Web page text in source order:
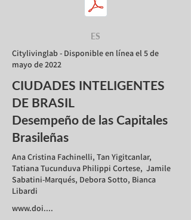
ES
Citylivinglab - Disponible en línea el 5 de
mayo de 2022
CIUDADES INTELIGENTES
DE BRASIL
Desempeño de las Capitales
Brasileñas
Ana Cristina Fachinelli, Tan Yigitcanlar,
Tatiana Tucunduva Philippi Cortese, Jamile
Sabatini-Marqués, Debora Sotto, Bianca
Libardi
www.doi....